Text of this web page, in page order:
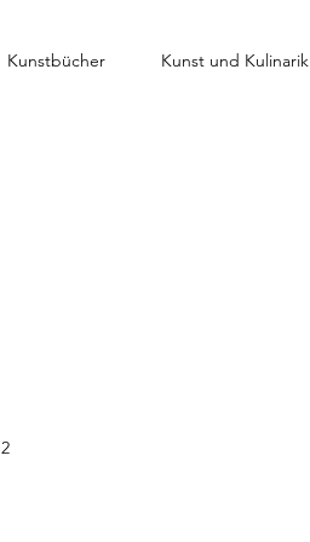
Kunstbücher Kunst und Kulinarik